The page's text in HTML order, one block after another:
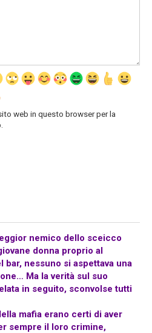
web in questo browser per la
nemico dello sceicco
donna proprio al
bar, nessuno si aspettava una
Ma la verità sul suo
in seguito, sconvolse tutti
mafia erano certi di aver
sempre il loro crimine,